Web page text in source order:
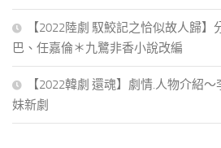
【2022陸劇 馭鮫記之恰似故人歸
巴、任嘉倫＊九鷺非香小說改編
【2022韓劇 還魂】劇情.人物介紹
妹新劇